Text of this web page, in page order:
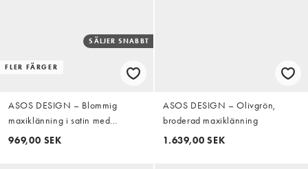
FLER FÄRGER
SÄLJER SNABBT
ASOS DESIGN – Blommig
maxiklänning i satin med
pingvinärm
969,00 SEK
ASOS DESIGN – Olivgrön,
broderad maxiklänning
1.639,00 SEK